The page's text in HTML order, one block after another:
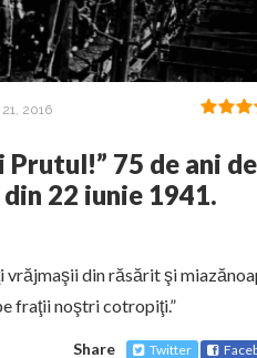
2016
75 de ani
22 iunie 1941.
vrăjmaşii din răsărit şi
fraţii noştri cotropiţi.”
Share Twitter